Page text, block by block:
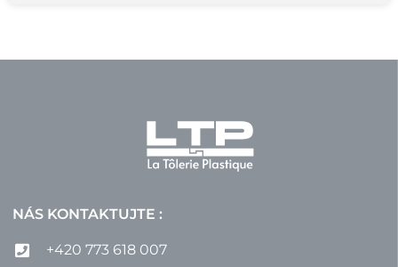
NÁS KONTAKTUJTE :
+420 773 618 007